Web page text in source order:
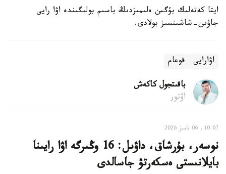
ايتا كەتەلىك بۇگىن ەلىمىزدىڭ باسىم بولىگىندە اۋا رايى
جاۋىن-شاشىنسىز بولادى.
اۋارايى قوعام
باقىتجول كاكەش
اۆتور
10:07, 06 تامىز 2026
نوسەر، بۇرشاق، داۋىل: 16 وڭىرگە اۋا رايىنا
بايلانىستى ەسكەرتۋ جاسالدى